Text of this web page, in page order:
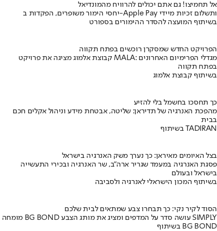
אל תחמיצו! גם אתם יכולים להרוויח מהמונדיאל
יחסי הימור משופרים, הפקדות ב-Apple Pay ותשלום זכיות מיידי
בשיתוף המועצה להסדר ההימורים בספורט
הפרויקט החדש שמסקרן רוכשים בפתח תקווה
קבוצת אלמוג מציגה את פרויקט MALA: מגדלי הפרימיום האחרונים
בפתח תקווה
בשיתוף קבוצת אלמוג
כך תחסכו בחשמל בלי להזיע
מהפכת האנרגיה של תדיראן: שליטה, אבטחת מידע וניהול אקלים חכם
בבית
בשיתוף TADIRAN
בצל האיומים מאיראן: כך נערך משק האנרגיה בישראל
פסגת האנרגיה במעמד שגריר ארה"ב, שר האנרגיה ובכירי התעשייה
בישראל ובעולם
בשיתוף המכון הישראלי לאנרגיה ולסביבה
הסוד לקיר נקי: כך תבחרו צבע שמתאים לבית שלכם
מומחה BG BOND עושה סדר על המדפים ומציג את מותג הצבע SIMPLY
בשיתוף BG BOND